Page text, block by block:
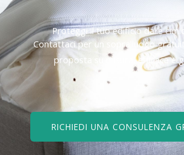
Proteggi il tuo edificio dalle
Contattaci per un sopralluogo
proposta su misura, efficace e
RICHIEDI UNA CONSULENZA